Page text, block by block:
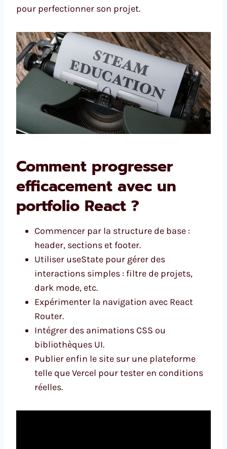
pour perfectionner son projet.
Comment progresser
efficacement avec un
portfolio React ?
Commencer par la structure de base :
header, sections et footer.
Utiliser useState pour gérer des
interactions simples : filtre de projets,
dark mode, etc.
Expérimenter la navigation avec React
Router.
Intégrer des animations CSS ou
bibliothèques UI.
Publier enfin le site sur une plateforme
telle que Vercel pour tester en conditions
réelles.